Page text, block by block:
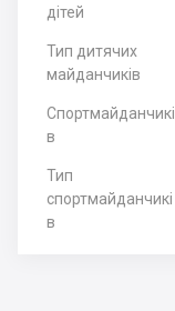
дітей
Тип дитячих
майданчиків
Спортмайданчикі
в
Тип
спортмайданчикі
в